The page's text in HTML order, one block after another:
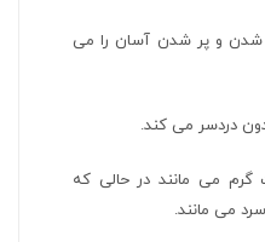
شدن و پر شدن آسان را می
دردسر می کند.
گرم تا 12 ساعت گرم می مانند در حالی که